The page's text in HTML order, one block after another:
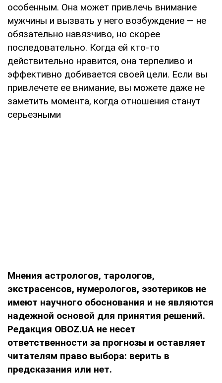
особенным. Она может привлечь внимание
мужчины и вызвать у него возбуждение — не
обязательно навязчиво, но скорее
последовательно. Когда ей кто-то
действительно нравится, она терпеливо и
эффективно добивается своей цели. Если вы
привлечете ее внимание, вы можете даже не
заметить момента, когда отношения станут
серьезными
Мнения астрологов, тарологов,
экстрасенсов, нумерологов, эзотериков не
имеют научного обоснования и не являются
надежной основой для принятия решений.
Редакция OBOZ.UA не несет
ответственности за прогнозы и оставляет
читателям право выбора: верить в
предсказания или нет.